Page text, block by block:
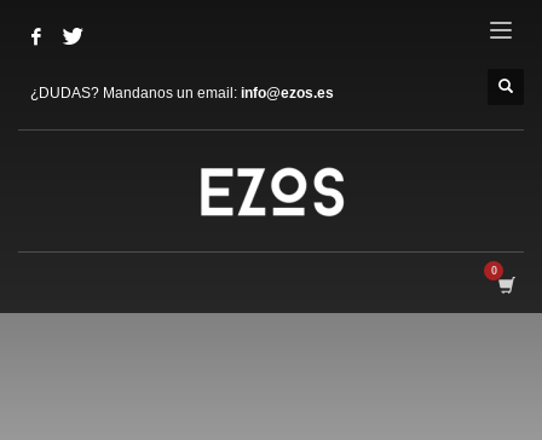
¿DUDAS? Mandanos un email: info@ezos.es